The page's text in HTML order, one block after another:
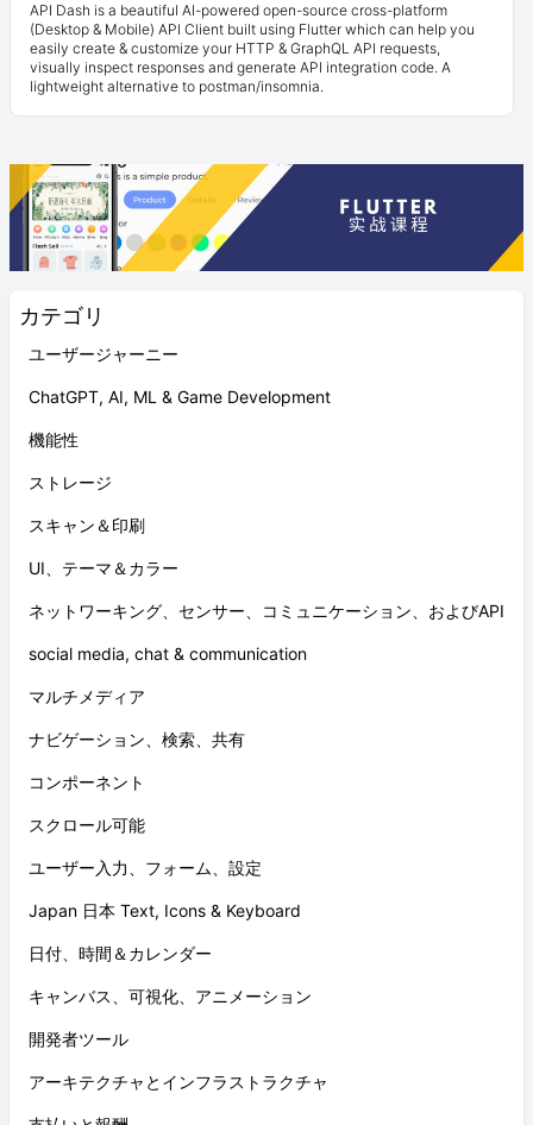
カテゴリ
ユーザージャーニー
ChatGPT, AI, ML & Game Development
機能性
ストレージ
スキャン＆印刷
UI、テーマ＆カラー
ネットワーキング、センサー、コミュニケーション、およびAPI
social media, chat & communication
マルチメディア
ナビゲーション、検索、共有
コンポーネント
スクロール可能
ユーザー入力、フォーム、設定
Japan 日本 Text, Icons & Keyboard
日付、時間＆カレンダー
キャンバス、可視化、アニメーション
開発者ツール
アーキテクチャとインフラストラクチャ
API Dash is a beautiful AI-powered open-source cross-platform
(Desktop & Mobile) API Client built using Flutter which can help you
easily create & customize your HTTP & GraphQL API requests,
visually inspect responses and generate API integration code. A
lightweight alternative to postman/insomnia.